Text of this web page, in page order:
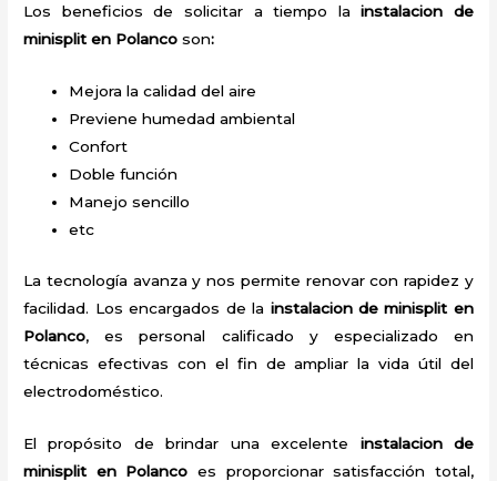
Los beneficios de solicitar a tiempo lainstalacion de
minisplit en Polancoson:
Mejora la calidad del aire
Previene humedad ambiental
Confort
Doble función
Manejo sencillo
etc
La tecnología avanza y nos permite renovar con rapidez y
facilidad. Los encargados de la instalacion de minisplit en
Polanco, es personal calificado y especializado en
técnicas efectivas con el fin de ampliar la vida útil del
electrodoméstico.
El propósito de brindar una excelente instalacion de
minisplit en Polanco es proporcionar satisfacción total,